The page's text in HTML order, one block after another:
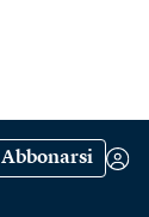
Abbonarsi